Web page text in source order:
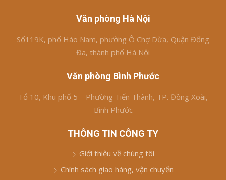
Văn phòng Hà Nội
Số119K, phố Hào Nam, phường Ô Chợ Dừa, Quận Đống
Đa, thành phố Hà Nội
Văn phòng Bình Phước
Tổ 10, Khu phố 5 – Phường Tiến Thành, TP. Đồng Xoài,
Bình Phước
THÔNG TIN CÔNG TY
Giới thiệu về chúng tôi
Chính sách giao hàng, vận chuyển